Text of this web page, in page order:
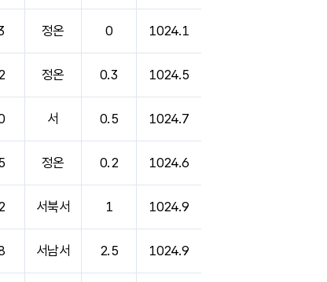
정온 0 1024.1
정온 0.3 1024.5
서 0.5 1024.7
정온 0.2 1024.6
서북서 1 1024.9
서남서 2.5 1024.9